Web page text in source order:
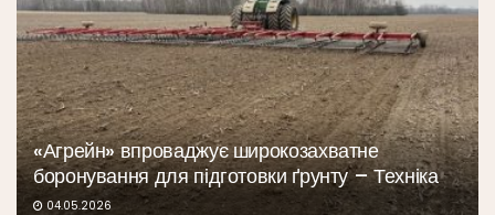
«Агрейн» впроваджує широкозахватне
боронування для підготовки ґрунту – Техніка
04.05.2026